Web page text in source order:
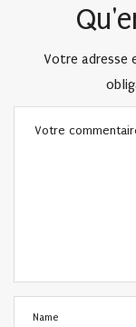
Votre adresse